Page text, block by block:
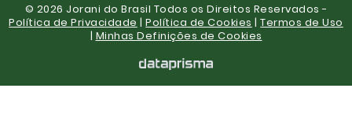
© 2026 Jorani do Brasil Todos os Direitos Reservados -
Política de Privacidade |Política de Cookies |Termos de Uso
| Minhas Definições de Cookies